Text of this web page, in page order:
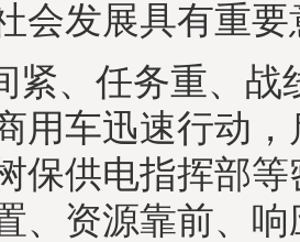
会发展具有重要
紧、任务重、战
用车迅速行动
保供电指挥部
、资源靠前、